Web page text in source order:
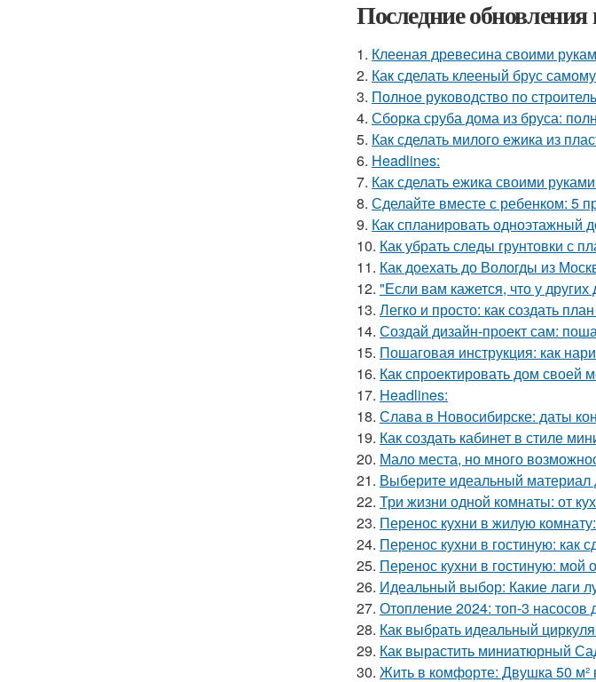
Последние обновления
1. Клееная древесина своими
2. Как сделать клееный брус
3. Полное руководство по
4. Сборка сруба дома из бруса:
5. Как сделать милого ежика из
6. Headlines:
7. Как сделать ежика своими
8. Сделайте вместе с ребенком: 5
9. Как спланировать одноэтажный
10. Как убрать следы грунтовки с
11. Как доехать до Вологды из
12. "Если вам кажется, что у
13. Легко и просто: как создать
14. Создай дизайн-проект сам:
15. Пошаговая инструкция: как
16. Как спроектировать дом своей
17. Headlines:
18. Слава в Новосибирске: даты
19. Как создать кабинет в стиле
20. Мало места, но много
21. Выберите идеальный материал
22. Три жизни одной комнаты: от
23. Перенос кухни в жилую
24. Перенос кухни в гостиную: как
25. Перенос кухни в гостиную: мой
26. Идеальный выбор: Какие лаги
27. Отопление 2024: топ-3
28. Как выбрать идеальный
29. Как вырастить миниатюрный
30. Жить в комфорте: Двушка 50 м²